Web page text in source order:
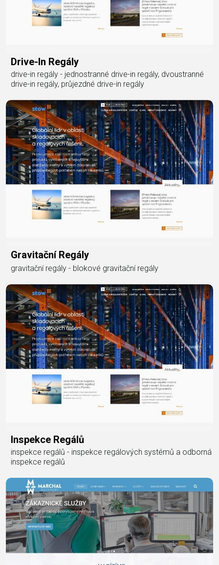
Drive-In Regály
drive-in regály - jednostranné drive-in regály, dvoustranné
drive-in regály, průjezdné drive-in regály
Gravitační Regály
gravitační regály - blokové gravitační regály
Inspekce Regálů
inspekce regálů - inspekce regálových systémů a odborná
inspekce regálů